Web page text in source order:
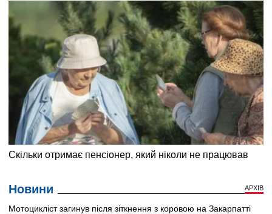
Новини АРХІВ
Мотоцикліст загинув після зіткнення з коровою на Закарпатті